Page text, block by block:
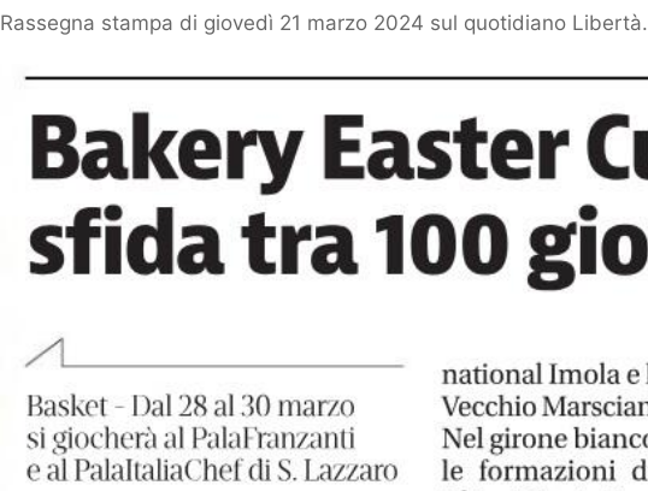
Rassegna stampa di giovedì 21 marzo 2024 sul quotidiano Libertà.